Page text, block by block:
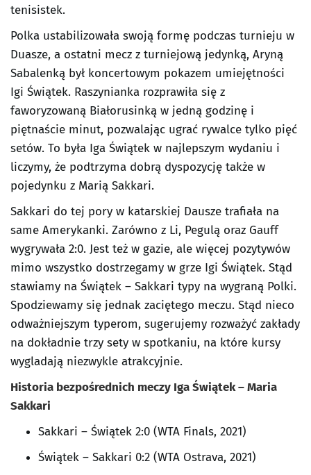
tenisistek.
Polka ustabilizowała swoją formę podczas turnieju w
Duasze, a ostatni mecz z turniejową jedynką, Aryną
Sabalenką był koncertowym pokazem umiejętności
Igi Świątek. Raszynianka rozprawiła się z
faworyzowaną Białorusinką w jedną godzinę i
piętnaście minut, pozwalając ugrać rywalce tylko pięć
setów. To była Iga Świątek w najlepszym wydaniu i
liczymy, że podtrzyma dobrą dyspozycję także w
pojedynku z Marią Sakkari.
Sakkari do tej pory w katarskiej Dausze trafiała na
same Amerykanki. Zarówno z Li, Pegulą oraz Gauff
wygrywała 2:0. Jest też w gazie, ale więcej pozytywów
mimo wszystko dostrzegamy w grze Igi Świątek. Stąd
stawiamy na Świątek – Sakkari typy na wygraną Polki.
Spodziewamy się jednak zaciętego meczu. Stąd nieco
odważniejszym typerom, sugerujemy rozważyć zakłady
na dokładnie trzy sety w spotkaniu, na które kursy
wygladają niezwykle atrakcyjnie.
Historia bezpośrednich meczy Iga Świątek – Maria
Sakkari
Sakkari – Świątek 2:0 (WTA Finals, 2021)
Świątek – Sakkari 0:2 (WTA Ostrava, 2021)